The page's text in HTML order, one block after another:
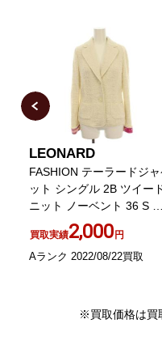
LEONARD
FASHION テーラードジャ
ット シングル 2B ツイー
ニット ノーベント 36 S 白
ホワイト
買取実績2,000円
Aランク 2022/08/22買取
※買取価格は買